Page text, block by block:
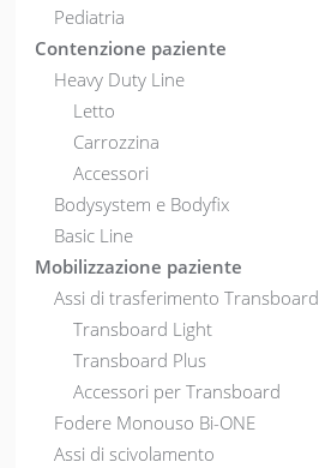
Pediatria
Contenzione paziente
Heavy Duty Line
Letto
Carrozzina
Accessori
Bodysystem e Bodyfix
Basic Line
Mobilizzazione paziente
Assi di trasferimento Transboard
Transboard Light
Transboard Plus
Accessori per Transboard
Fodere Monouso Bi-ONE
Assi di scivolamento